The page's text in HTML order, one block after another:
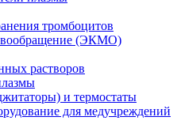
тромбоцитов
(ЭКМО)
растворов
и термостаты
для медучреждений